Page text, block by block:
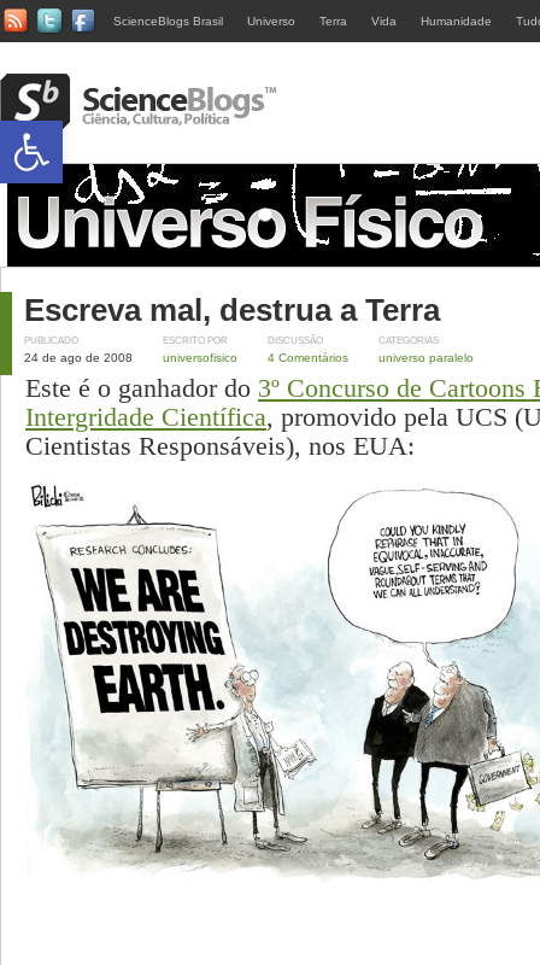
ScienceBlogs Brasil Universo Terra Vida Humanidade
Escreva mal, destrua a Terra
PUBLICADO
24 de ago de 2008
ESCRITO POR
universofisico
DISCUSSÃO
4 Comentários
CATEGORIAS
universo paralelo
Este é o ganhador do 3º Concurso de Cartoons
Intergridade Científica, promovido pela UCS
Cientistas Responsáveis), nos EUA:
Abrir a barra de ferramentas